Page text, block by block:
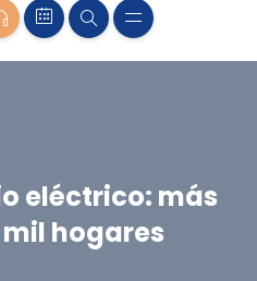
eléctrico: más
hogares